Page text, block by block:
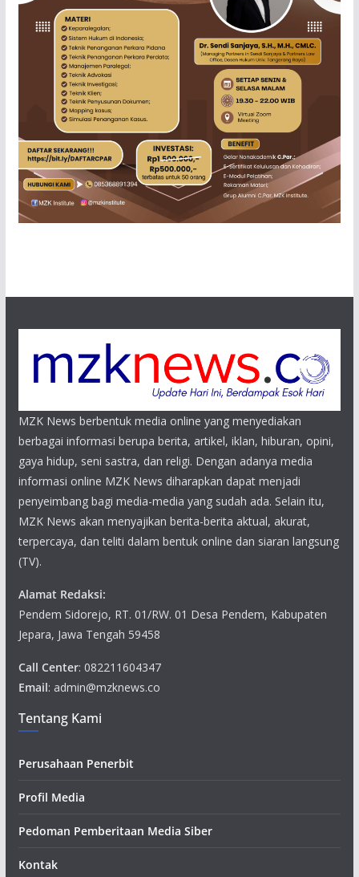
MZK News berbentuk media online yang menyediakan
berbagai informasi berupa berita, artikel, iklan, hiburan, opini,
gaya hidup, seni sastra, dan religi. Dengan adanya media
informasi online MZK News diharapkan dapat menjadi
penyeimbang bagi media-media yang sudah ada. Selain itu,
MZK News akan menyajikan berita-berita aktual, akurat,
terpercaya, dan teliti dalam bentuk online dan siaran langsung
(TV).
Alamat Redaksi:
Pendem Sidorejo, RT. 01/RW. 01 Desa Pendem, Kabupaten
Jepara, Jawa Tengah 59458
Call Center: 082211604347
Email: admin@mzknews.co
Tentang Kami
Perusahaan Penerbit
Profil Media
Pedoman Pemberitaan Media Siber
Kontak